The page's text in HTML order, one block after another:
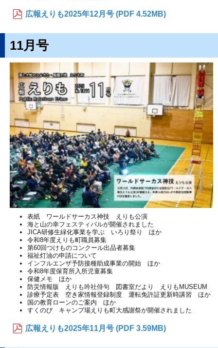
広報えりも2025年12月号 (PDF 4.52MB)
11月号
表紙 ワールドサーカス神技 えりも公演
海と山の幸フェスティバルが開催されました
JICA研修生緑化事業を学ぶ いろり祭り ほか
令和8年度えりも町職員募集
第60回つけものコンクール出品者募集
福祉灯油の申請について
インフルエンザ予防接種助成事業の開始 ほか
令和8年度保育所入所児童募集
保健メモ ほか
防災情報版 えりも吟社俳句 図書室だより えりもMUSEUM
診療予定表 空き家情報登録制度 運転免許証更新時講習 ほか
国の教育ローンのご案内 ほか
すくのび キャンプ場えりも町大感謝祭が開催されました
広報えりも2025年11月号 (PDF 3.59MB)